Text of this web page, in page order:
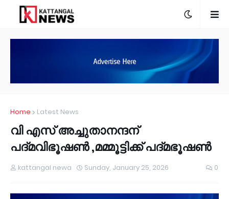
Home Latest News
വി എസ് അച്ചുതാനന്ദന്
പദ്മവിഭൂഷണ്‍ ,മമ്മൂട്ടിക്ക് പദ്മഭൂഷണ്‍
kattangal newa Sunday, January 25, 2026 0